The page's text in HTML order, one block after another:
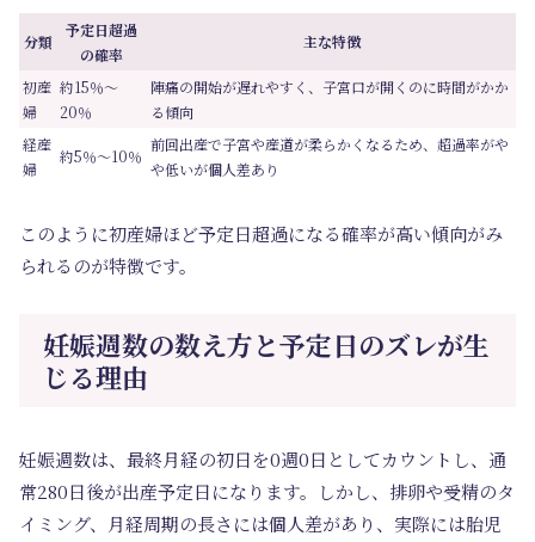
分類
予定日超過
の確率
主な特徴
初産
婦
約15％～
20％
陣痛の開始が遅れやすく、子宮口が開くのに時間がかか
る傾向
経産
婦
約5％～10％
前回出産で子宮や産道が柔らかくなるため、超過率がや
や低いが個人差あり
このように初産婦ほど予定日超過になる確率が高い傾向がみ
られるのが特徴です。
妊娠週数の数え方と予定日のズレが生
じる理由
妊娠週数は、最終月経の初日を0週0日としてカウントし、通
常280日後が出産予定日になります。しかし、排卵や受精のタ
イミング、月経周期の長さには個人差があり、実際には胎児